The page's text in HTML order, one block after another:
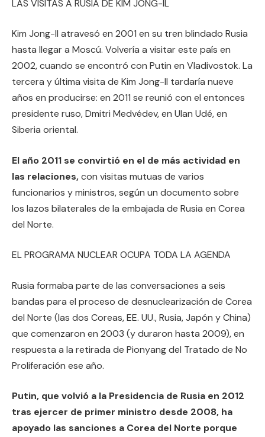
LAS VISITAS A RUSIA DE KIM JONG-IL
Kim Jong-Il atravesó en 2001 en su tren blindado Rusia
hasta llegar a Moscú. Volvería a visitar este país en
2002, cuando se encontró con Putin en Vladivostok. La
tercera y última visita de Kim Jong-Il tardaría nueve
años en producirse: en 2011 se reunió con el entonces
presidente ruso, Dmitri Medvédev, en Ulan Udé, en
Siberia oriental.
El año 2011 se convirtió en el de más actividad en
las relaciones,con visitas mutuas de varios
funcionarios y ministros, según un documento sobre
los lazos bilaterales de la embajada de Rusia en Corea
del Norte.
EL PROGRAMA NUCLEAR OCUPA TODA LA AGENDA
Rusia formaba parte de las conversaciones a seis
bandas para el proceso de desnuclearización de Corea
del Norte (las dos Coreas, EE. UU., Rusia, Japón y China)
que comenzaron en 2003 (y duraron hasta 2009), en
respuesta a la retirada de Pionyang del Tratado de No
Proliferación ese año.
Putin, que volvió a la Presidencia de Rusia en 2012
tras ejercer de primer ministro desde 2008, ha
apoyado las sanciones a Corea del Norte porque